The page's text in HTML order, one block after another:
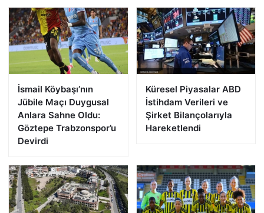
İsmail Köybaşı’nın
Jübile Maçı Duygusal
Anlara Sahne Oldu:
Göztepe Trabzonspor’u
Devirdi
Küresel Piyasalar ABD
İstihdam Verileri ve
Şirket Bilançolarıyla
Hareketlendi